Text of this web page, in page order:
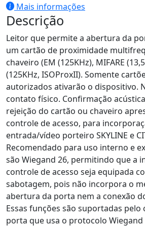
Mais informações
Descrição
Leitor que permite a abertura da
um cartão de proximidade
chaveiro (EM (125KHz), MIFARE
(125KHz, ISOProxII). Somente
autorizados ativarão o dispositivo.
contato físico. Confirmação
rejeição do cartão ou chaveiro
controle de acesso, para
entrada/vídeo porteiro SKYLINE e
Recomendado para uso interno e
são Wiegand 26, permitindo que a
controle de acesso seja equipada
sabotagem, pois não incorpora o
abertura da porta nem a conexão
Essas funções são suportadas
porta que usa o protocolo